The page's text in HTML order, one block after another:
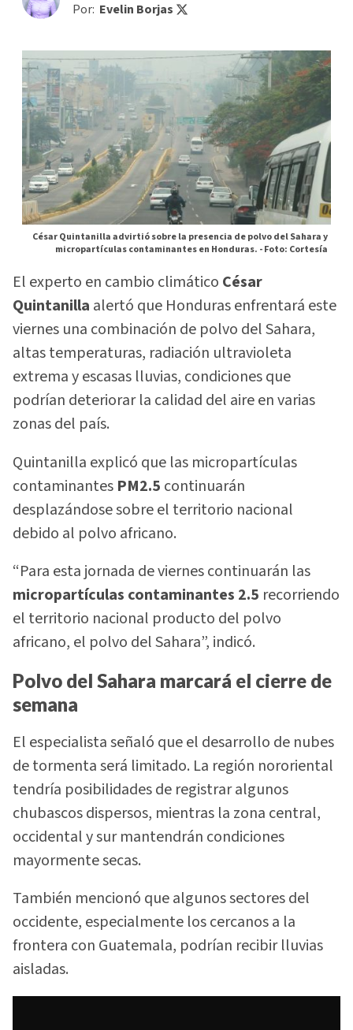
Por: Evelin Borjas
César Quintanilla advirtió sobre la presencia de polvo del Sahara y
micropartículas contaminantes en Honduras. -Foto: Cortesía
El experto en cambio climático César
Quintanilla alertó que Honduras enfrentará este
viernes una combinación de polvo del Sahara,
altas temperaturas, radiación ultravioleta
extrema y escasas lluvias, condiciones que
podrían deteriorar la calidad del aire en varias
zonas del país.
Quintanilla explicó que las micropartículas
contaminantes PM2.5 continuarán
desplazándose sobre el territorio nacional
debido al polvo africano.
“Para esta jornada de viernes continuarán las
micropartículas contaminantes 2.5 recorriendo
el territorio nacional producto del polvo
africano, el polvo del Sahara”, indicó.
Polvo del Sahara marcará el cierre de
semana
El especialista señaló que el desarrollo de nubes
de tormenta será limitado. La región nororiental
tendría posibilidades de registrar algunos
chubascos dispersos, mientras la zona central,
occidental y sur mantendrán condiciones
mayormente secas.
También mencionó que algunos sectores del
occidente, especialmente los cercanos a la
frontera con Guatemala, podrían recibir lluvias
aisladas.